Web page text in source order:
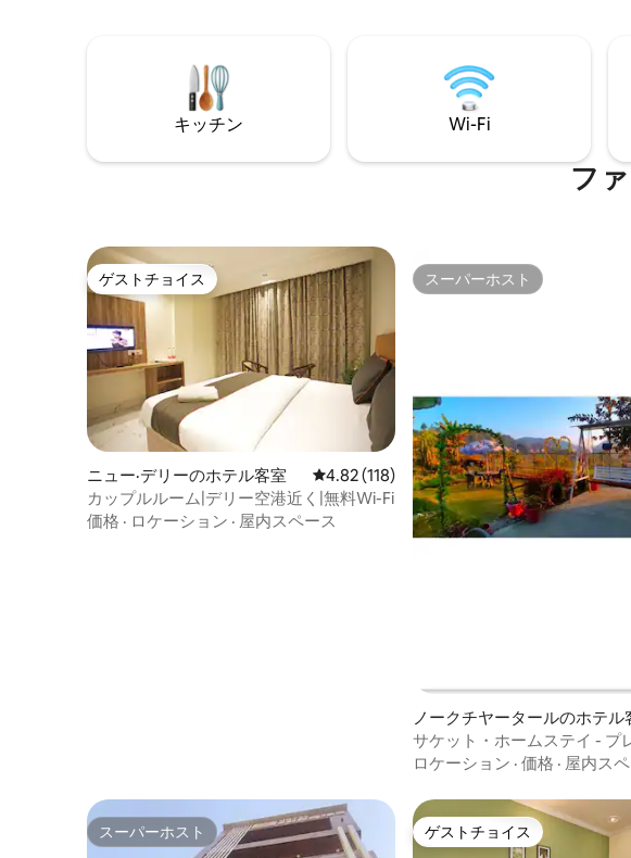
Rs.500 as well as late checkout will also
be the same with ₹500 added for every 3
hrs thereafter. Book Now.
ルエアコン、無料Wi-Fi、天
キッチン Wi-Fi
フ
ゲストチョイス
ゲストチョイス
ニュー·デリーのホテル客室 レビュー118件、5つ星中4.82つ星の平均評
4.82 (118)
カップルルーム|デリー空港近く|無料Wi-Fi
価格 · ロケーション · 屋内スペース
スーパーホスト
スーパーホスト
ノークチヤータールのホテル
サケット・ホームステイ - プ
ルルーム
ロケーション · 価格 · 屋内ス
スーパーホスト
スーパーホスト ゲストチョイス
ゲストチョイス